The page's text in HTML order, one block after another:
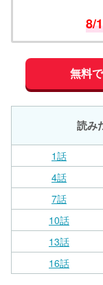
8/
無料
読み
1話
4話
7話
10話
13話
16話